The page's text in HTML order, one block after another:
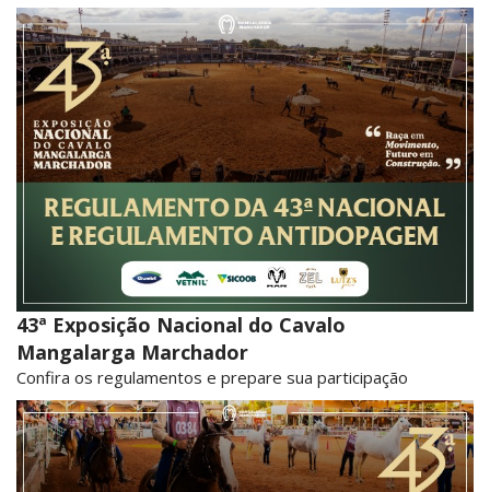
43ª Exposição Nacional do Cavalo
Mangalarga Marchador
Confira os regulamentos e prepare sua participação